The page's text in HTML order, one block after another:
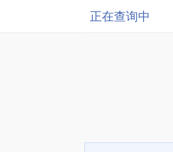
正在查询中